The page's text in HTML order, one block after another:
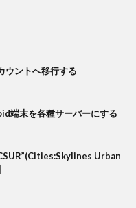
ウントへ移行する
末を各種サーバーにする
Urban